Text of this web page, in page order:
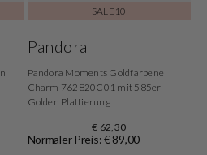
SALE10
Pandora
Pandora Moments Goldfarbene
Charm 762820C01 mit 585er
Golden Plattierung
€ 62,30
Normaler Preis: € 89,00